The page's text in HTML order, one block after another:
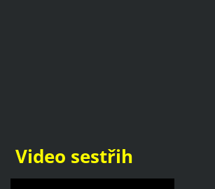
Video sestřih